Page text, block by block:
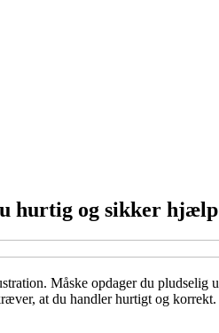
hurtig og sikker hjælp
Måske opdager du
at du handler hurtigt og